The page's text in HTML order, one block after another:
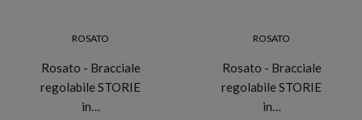
ROSATO
Rosato - Bracciale
regolabile STORIE
in…
ROSATO
Rosato - Bracciale
regolabile STORIE
in…